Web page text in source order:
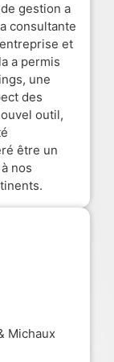
gestion a
consultante
et
a permis
une
des
outil,
être un
nos
Michaux